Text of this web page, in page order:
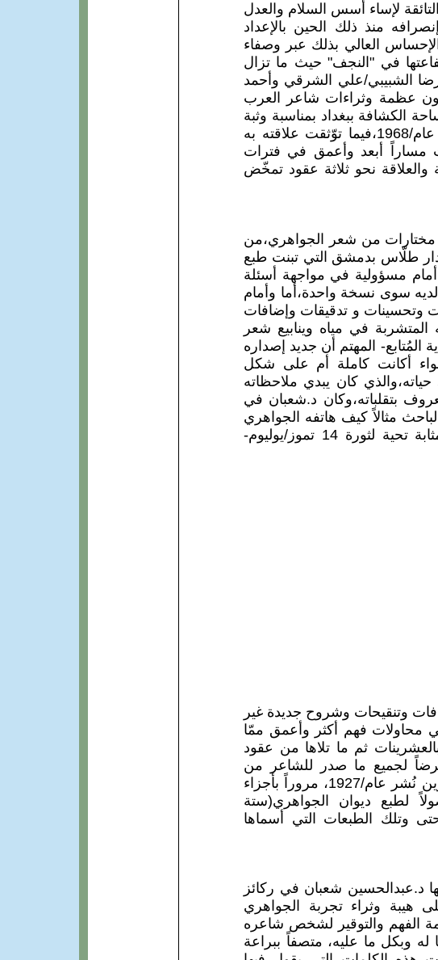
لإساء أسس السلام والعدل
منذ ذلك الحين بالإعداد
العالي بذلك عبر وصفاء
في "النجف" حيث ما تزال
الشبيبي/علي الشرقي وأحمد
عظمة وثراءات شاعر العرب
تصادف وأن رآه لاول مرّة وجهاً لوجه عام/1959 في ساحة الكشافة ببغداد بمناسبة وثبة
كانون،ثم بعد ذلك لقائه مباشر حال عودة الجواهري إلى بغداد نهاية عام/1968،فيما توّثقت علاقته به
ذهاب شعبان للدراسة في العام/1970،وأخذت مساراً أبعد وأعمق في فترات
نحو ثلاثة عقود تمخّض
مختارات من شعر الجواهري،من
دار طلّاس بدمشق التي تبنت طبع
أمام مسؤولية في مواجهة أسئلة
سوى نسخة واحدة،أما وأمام
وتحسينات و تدقيقات وإضافات
المتشربة في مياه وينابيع شعر
المُتابع- المهتم أن جديد إصداره
سواء أكانت كاملة أم على شكل
كان يبدي ملاحظاته
بتقلباته،وكان د.شعبان في
مثالاً كيف هاتفه الجواهري
من براغ طالباً منه رفع قصيدة "جيش العراق" وهي كما يفصح- بمثابة تحية لثورة 14 تموز/يوليوم-
وتنقيحات وشروح جديدة غير
محاولات فهم أكثر وأعمق ممّا
ثم ما تلاها من عقود
لجميع ما صدر للشاعر من
مجموعات و دواوين من "حلبة الأدب" وهي معارضات لشعراء مشهورين نُشر عام/1927، مروراً بأجزاء
لطبع ديوان الجواهري(ستة
بل حتى وتلك الطبعات التي أسماها
د.عبدالحسين شعبان في ركائز
هيبة وثراء تجربة الجواهري
الفهم والتوقير لشخص شاعره
وبكل ما عليه، متصفاً ببراعة